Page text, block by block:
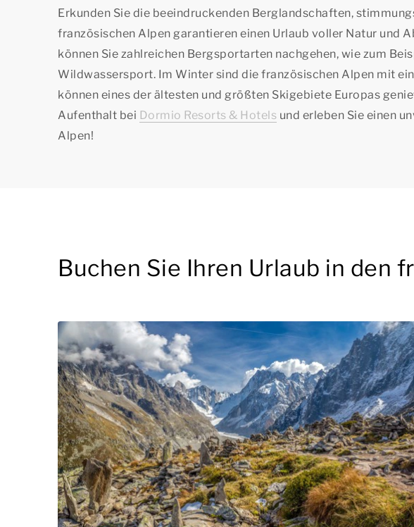
Erkunden Sie die beeindruckenden Berglandschaften,
französischen Alpen garantieren einen Urlaub voller Natur und
können Sie zahlreichen Bergsportarten nachgehen, wie zum
Wildwassersport. Im Winter sind die französischen Alpen mit
können eines der ältesten und größten Skigebiete Europas
Aufenthalt bei Dormio Resorts & Hotels und erleben Sie einen
Alpen!
Buchen Sie Ihren Urlaub in den